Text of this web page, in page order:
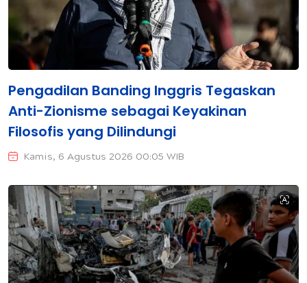
Pengadilan Banding Inggris Tegaskan
Anti-Zionisme sebagai Keyakinan
Filosofis yang Dilindungi
Kamis, 6 Agustus 2026 00:05 WIB